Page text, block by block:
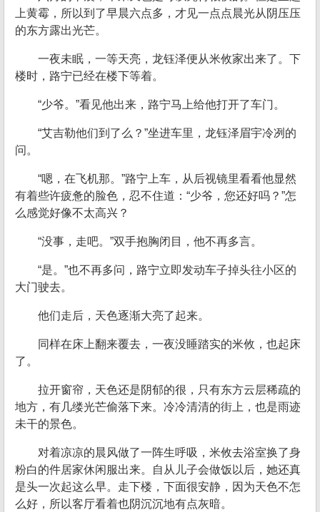
上黄霉，所以到了早晨六点多，才见一点点晨光从阴压压
的东方露出光芒。
一夜未眠，一等天亮，龙钰泽便从米攸家出来了。下
楼时，路宁已经在楼下等着。
“少爷。”看见他出来，路宁马上给他打开了车门。
“艾吉勒他们到了么？”坐进车里，龙钰泽眉宇冷冽的
问。
“嗯，在飞机那。”路宁上车，从后视镜里看看他显然
有着些许疲惫的脸色，忍不住道：“少爷，您还好吗？”怎
么感觉好像不太高兴？
“没事，走吧。”双手抱胸闭目，他不再多言。
“是。”也不再多问，路宁立即发动车子掉头往小区的
大门驶去。
他们走后，天色逐渐大亮了起来。
同样在床上翻来覆去，一夜没睡踏实的米攸，也起床
了。
拉开窗帘，天色还是阴郁的很，只有东方云层稀疏的
地方，有几缕光芒偷落下来。冷冷清清的街上，也是雨迹
未干的景色。
对着凉凉的晨风做了一阵生呼吸，米攸去浴室换了身
粉白的件居家休闲服出来。自从儿子会做饭以后，她还真
是头一次起这么早。走下楼，下面很安静，因为天色不怎
么好，所以客厅看着也阴沉沉地有点灰暗。